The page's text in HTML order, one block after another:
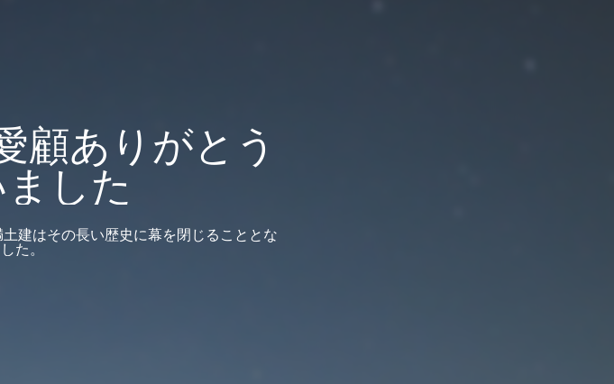
顧ありがとう
した
建はその長い歴史に幕を閉じることとな
た。